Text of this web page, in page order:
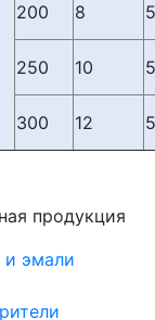
200
8
250
10
300
12
продукция
и эмали